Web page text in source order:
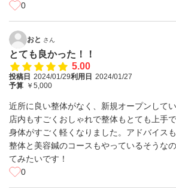
0
おと さん
とても良かった！！
5.00
投稿日 2024/01/29利用日 2024/01/27
予算 ￥5,000
近所に良い整体がなく、新規オープンしてい
店内もすごくおしゃれで整体もとても上手で
身体がすごく軽くなりました。アドバイスも
整体と美容鍼のコースもやっているそうな
てみたいです！
0